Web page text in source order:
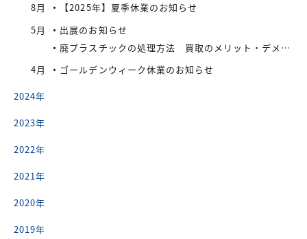
8月
【2025年】夏季休業のお知らせ
5月
出展のお知らせ
廃プラスチックの処理方法 買取のメリット・デメリット
4月
ゴールデンウィーク休業のお知らせ
2024年
2023年
2022年
2021年
2020年
2019年